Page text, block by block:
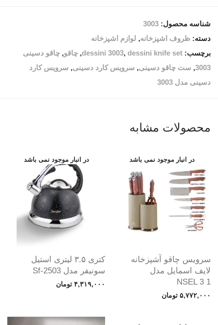
شناسه محصول: 3003
دسته: ظروف اشپزخانه, لوازم اشپزخانه
برچسب:
dessini 3003, dessini knife set
, چاقو, چاقو دسینی
3003
, ست چاقو دسینی, سرویس کارد دسینی, سرویس کارد
دسینی مدل 3003
محصولات مشابه
سرویس چاقو آشپزخانه
لایف اسمایل مدل
NSEL 3 1
۵,۷۷۲,۰۰۰ تومان
کتری ۳.۵ لیتری استیل
سونیفر مدل Sf-2503
۴,۳۱۹,۰۰۰ تومان